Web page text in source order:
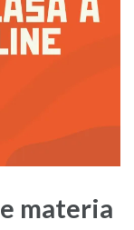
materia